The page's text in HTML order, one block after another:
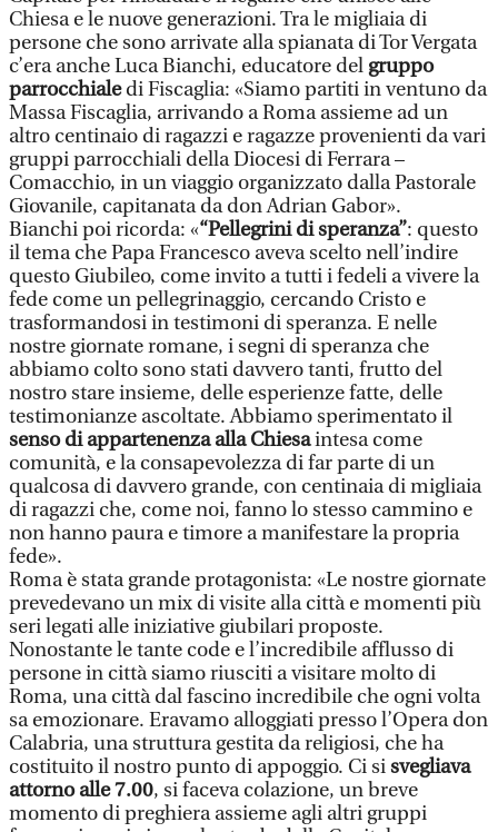
Chiesa e le nuove generazioni. Tra le migliaia di
persone che sono arrivate alla spianata di Tor Vergata
c’era anche Luca Bianchi, educatore del gruppo
parrocchialedi Fiscaglia: «Siamo partiti in ventuno da
Massa Fiscaglia, arrivando a Roma assieme ad un
altro centinaio di ragazzi e ragazze provenienti da vari
gruppi parrocchiali della Diocesi di Ferrara –
Comacchio, in un viaggio organizzato dalla Pastorale
Giovanile, capitanata da don Adrian Gabor».
Bianchi poi ricorda: «“Pellegrini di speranza”: questo
il tema che Papa Francesco aveva scelto nell’indire
questo Giubileo, come invito a tutti i fedeli a vivere la
fede come un pellegrinaggio, cercando Cristo e
trasformandosi in testimoni di speranza. E nelle
nostre giornate romane, i segni di speranza che
abbiamo colto sono stati davvero tanti, frutto del
nostro stare insieme, delle esperienze fatte, delle
testimonianze ascoltate. Abbiamo sperimentato il
senso di appartenenza alla Chiesaintesa come
comunità, e la consapevolezza di far parte di un
qualcosa di davvero grande, con centinaia di migliaia
di ragazzi che, come noi, fanno lo stesso cammino e
non hanno paura e timore a manifestare la propria
fede».
Roma è stata grande protagonista: «Le nostre giornate
prevedevano un mix di visite alla città e momenti più
seri legati alle iniziative giubilari proposte.
Nonostante le tante code e l’incredibile afflusso di
persone in città siamo riusciti a visitare molto di
Roma, una città dal fascino incredibile che ogni volta
sa emozionare. Eravamo alloggiati presso l’Opera don
Calabria, una struttura gestita da religiosi, che ha
costituito il nostro punto di appoggio. Ci sisvegliava
attorno alle 7.00, si faceva colazione, un breve
momento di preghiera assieme agli altri gruppi